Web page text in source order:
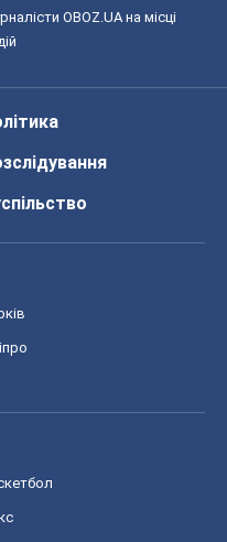
OBOZ.UA на місці